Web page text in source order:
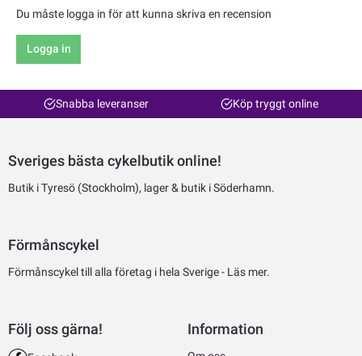
Du måste logga in för att kunna skriva en recension
Logga in
Snabba leveranser Köp tryggt online
Sveriges bästa cykelbutik online!
Butik i Tyresö (Stockholm), lager & butik i Söderhamn.
Förmånscykel
Förmånscykel till alla företag i hela Sverige - Läs mer.
Följ oss gärna! Information